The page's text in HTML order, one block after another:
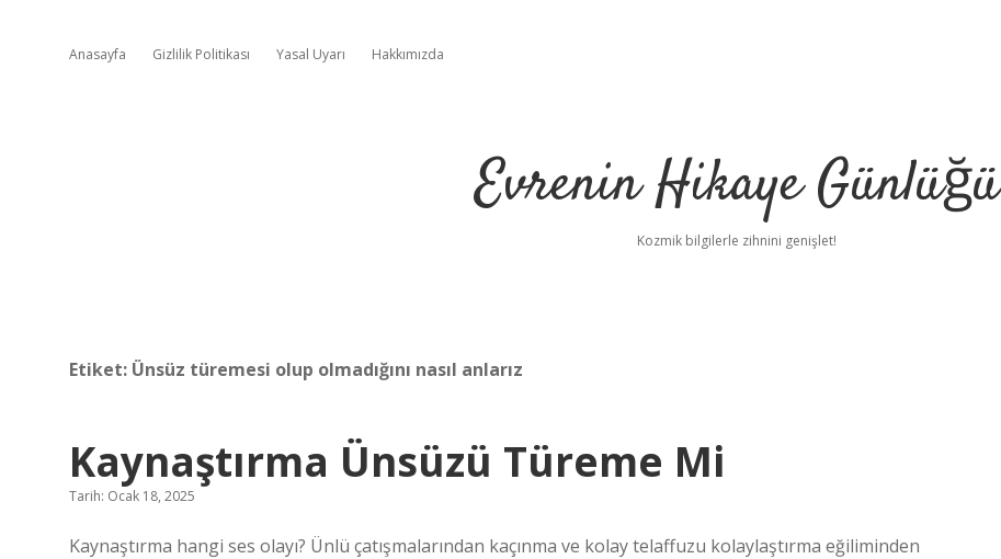
Anasayfa Gizlilik Politikası Yasal Uyarı Hakkımızda
Evrenin Hikaye Günlüğü
Kozmik bilgilerle zihnini genişlet!
Etiket: Ünsüz türemesi olup olmadığını nasıl anlarız
Kaynaştırma Ünsüzü Türeme Mi
Tarih: Ocak 18, 2025
Kaynaştırma hangi ses olayı? Ünlü çatışmalarından kaçınma ve kolay telaffuzu kolaylaştırma eğiliminden